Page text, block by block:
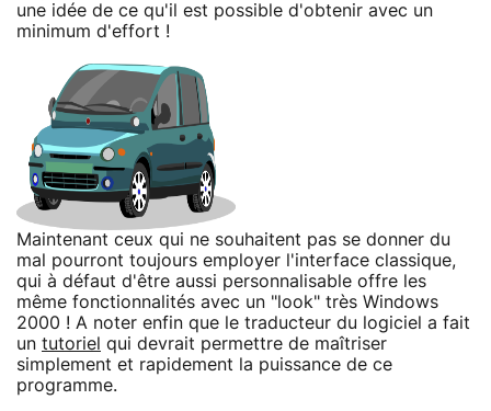
une idée de ce qu'il est possible d'obtenir avec un
minimum d'effort !
Maintenant ceux qui ne souhaitent pas se donner du
mal pourront toujours employer l'interface classique,
qui à défaut d'être aussi personnalisable offre les
même fonctionnalités avec un "look" très Windows
2000 ! A noter enfin que le traducteur du logiciel a fait
un tutoriel qui devrait permettre de maîtriser
simplement et rapidement la puissance de ce
programme.